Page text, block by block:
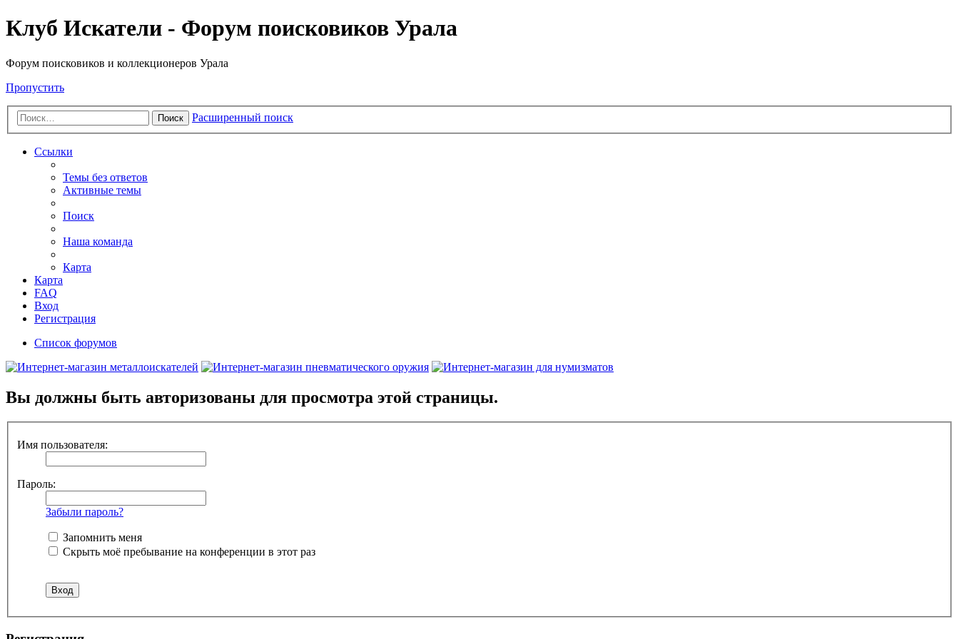
Клуб Искатели - Форум поисковиков Урала
Форум поисковиков и коллекционеров Урала
Пропустить
Поиск Расширенный поиск
Ссылки
Темы без ответов
Активные темы
Поиск
Наша команда
Карта
Карта
FAQ
Вход
Регистрация
Список форумов
Вы должны быть авторизованы для просмотра этой страницы.
Имя пользователя:
Пароль:
Забыли пароль?
Запомнить меня
Скрыть моё пребывание на конференции в этот раз